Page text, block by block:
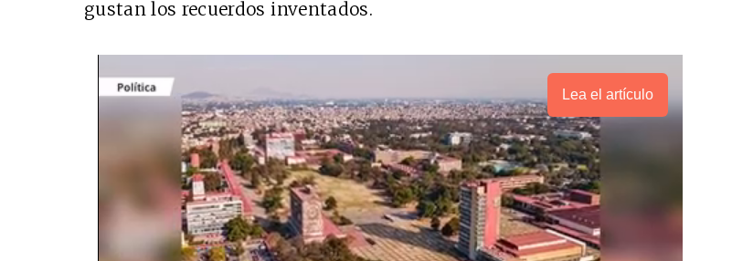
gustan los recuerdos inventados.
Lea el artículo